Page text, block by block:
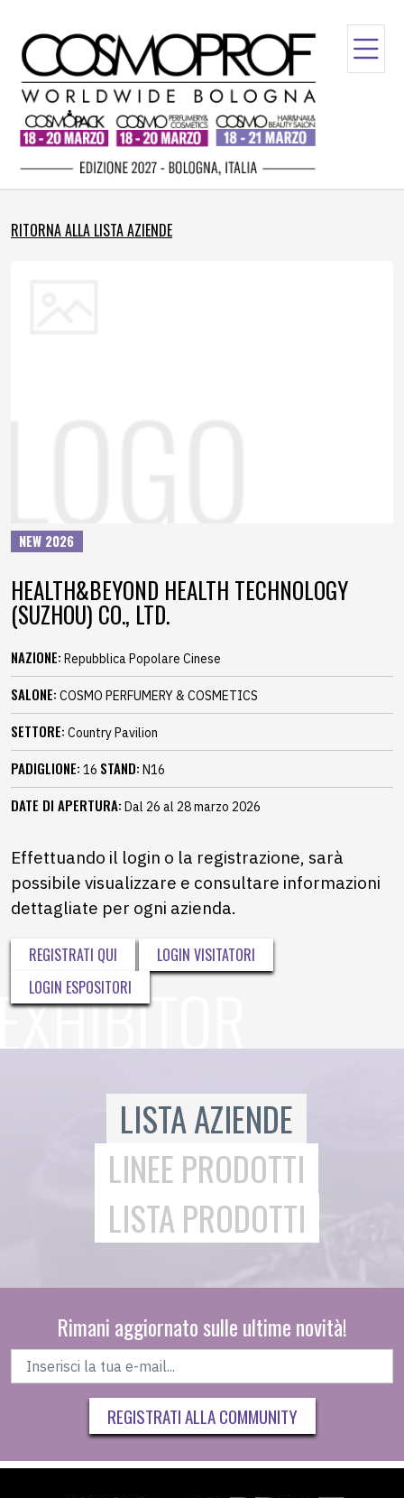
RITORNA ALLA LISTA AZIENDE
NEW 2026
HEALTH&BEYOND HEALTH TECHNOLOGY
(SUZHOU) CO., LTD.
NAZIONE: Repubblica Popolare Cinese
SALONE: COSMO PERFUMERY & COSMETICS
SETTORE: Country Pavilion
PADIGLIONE: 16 STAND: N16
DATE DI APERTURA: Dal 26 al 28 marzo 2026
Effettuando il login o la registrazione, sarà
possibile visualizzare e consultare informazioni
dettagliate per ogni azienda.
REGISTRATI QUI
LOGIN VISITATORI
LOGIN ESPOSITORI
LISTA AZIENDE
LINEE PRODOTTI
LISTA PRODOTTI
Rimani aggiornato sulle ultime novità!
REGISTRATI ALLA COMMUNITY